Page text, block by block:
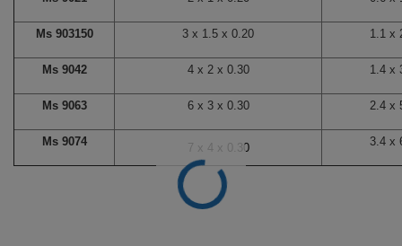
Ms 903150 3 x 1.5 x 0.20 1.1 x
Ms 9042 4 x 2 x 0.30 1.4 x
Ms 9063 6 x 3 x 0.30 2.4 x
Ms 9074 7 x 4 x 0.30 3.4 x